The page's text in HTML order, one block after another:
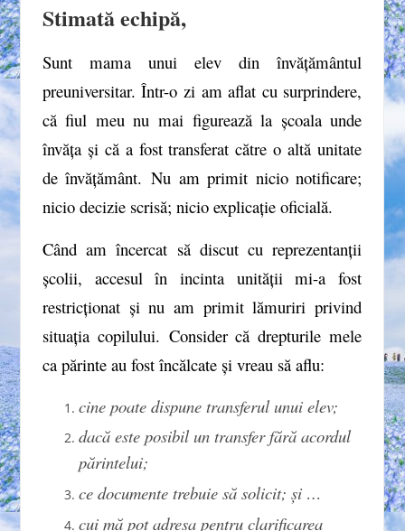
Stimată echipă,
Sunt mama unui elev din învățământul
preuniversitar. Într-o zi am aflat cu surprindere,
că fiul meu nu mai figurează la școala unde
învăța și că a fost transferat către o altă unitate
de învățământ. Nu am primit nicio notificare;
nicio decizie scrisă; nicio explicație oficială.
Când am încercat să discut cu reprezentanții
școlii, accesul în incinta unității mi-a fost
restricționat și nu am primit lămuriri privind
situația copilului. Consider că drepturile mele
ca părinte au fost încălcate și vreau să aflu:
cine poate dispune transferul unui elev;
dacă este posibil un transfer fără acordul
părintelui;
ce documente trebuie să solicit; și …
cui mă pot adresa pentru clarificarea